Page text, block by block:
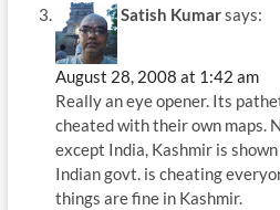
Satish Kumarsays:
August 28, 2008 at 1:42 am
Really an eye opener. Its
cheated with their own maps.
except India, Kashmir is
Indian govt. is cheating
things are fine in Kashmir.